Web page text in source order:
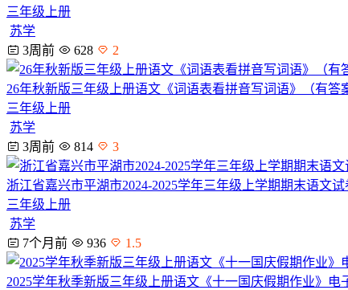
三年级上册
苏学
3周前
628 2
26年秋新版三年级上册语文《词语表看拼音写词语》（有答
三年级上册
苏学
3周前
814 3
浙江省嘉兴市平湖市2024-2025学年三年级上学期期末语文
三年级上册
苏学
7个月前
936 1.5
2025学年秋季新版三年级上册语文《十一国庆假期作业》电